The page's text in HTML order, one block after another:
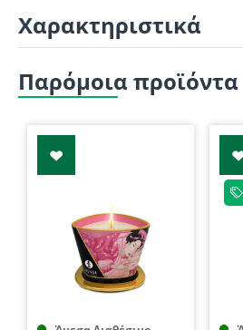
Χαρακτηριστικά
Παρόμοια προϊόντα